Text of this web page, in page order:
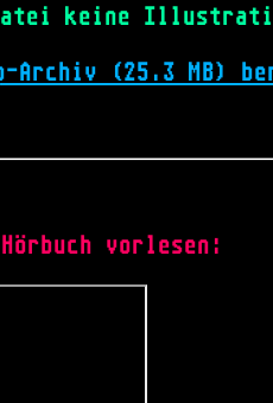
keine
(25.3 MB)
vorlesen: